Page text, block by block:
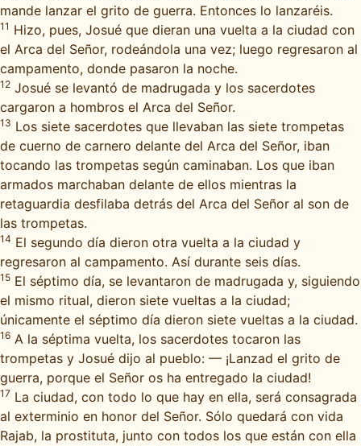
mande lanzar el grito de guerra. Entonces lo lanzaréis.
11 Hizo, pues, Josué que dieran una vuelta a la ciudad con
el Arca del Señor, rodeándola una vez; luego regresaron al
campamento, donde pasaron la noche.
12 Josué se levantó de madrugada y los sacerdotes
cargaron a hombros el Arca del Señor.
13 Los siete sacerdotes que llevaban las siete trompetas
de cuerno de carnero delante del Arca del Señor, iban
tocando las trompetas según caminaban. Los que iban
armados marchaban delante de ellos mientras la
retaguardia desfilaba detrás del Arca del Señor al son de
las trompetas.
14 El segundo día dieron otra vuelta a la ciudad y
regresaron al campamento. Así durante seis días.
15 El séptimo día, se levantaron de madrugada y, siguiendo
el mismo ritual, dieron siete vueltas a la ciudad;
únicamente el séptimo día dieron siete vueltas a la ciudad.
16 A la séptima vuelta, los sacerdotes tocaron las
trompetas y Josué dijo al pueblo: — ¡Lanzad el grito de
guerra, porque el Señor os ha entregado la ciudad!
17 La ciudad, con todo lo que hay en ella, será consagrada
al exterminio en honor del Señor. Sólo quedará con vida
Rajab, la prostituta, junto con todos los que están con ella